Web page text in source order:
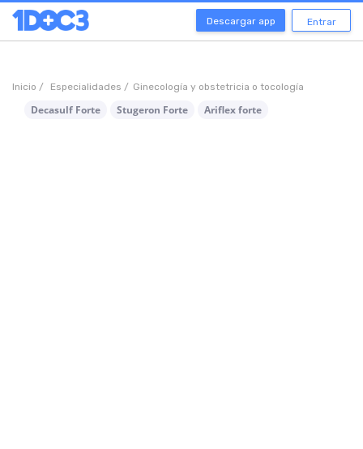
Descargar app Entrar
Inicio / Especialidades / Ginecología y obstetricia o tocología
Decasulf Forte Stugeron Forte Ariflex forte